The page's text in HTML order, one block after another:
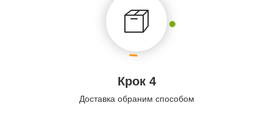
Крок 4
Доставка обраним способом